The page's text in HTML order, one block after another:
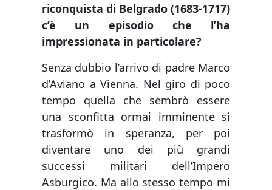
riconquista di Belgrado (1683-1717)
c’è un episodio che l’ha
impressionata in particolare?
Senza dubbio l’arrivo di padre Marco
d’Aviano a Vienna. Nel giro di poco
tempo quella che sembrò essere
una sconfitta ormai imminente si
trasformò in speranza, per poi
diventare uno dei più grandi
successi militari dell’Impero
Asburgico. Ma allo stesso tempo mi